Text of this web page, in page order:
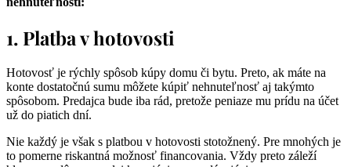
1. Platba v hotovosti
Hotovosť je rýchly spôsob kúpy domu či bytu. Preto, ak máte na
konte dostatočnú sumu môžete kúpiť nehnuteľnosť aj takýmto
spôsobom. Predajca bude iba rád, pretože peniaze mu prídu na účet
už do piatich dní.
Nie každý je však s platbou v hotovosti stotožnený. Pre mnohých je
to pomerne riskantná možnosť financovania. Vždy preto záleží